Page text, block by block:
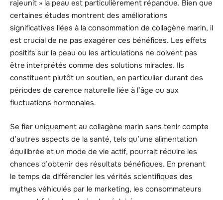
rajeunit » la peau est particulièrement répandue. Bien que
certaines études montrent des améliorations
significatives liées à la consommation de collagène marin, il
est crucial de ne pas exagérer ces bénéfices. Les effets
positifs sur la peau ou les articulations ne doivent pas
être interprétés comme des solutions miracles. Ils
constituent plutôt un soutien, en particulier durant des
périodes de carence naturelle liée à l’âge ou aux
fluctuations hormonales.
Se fier uniquement au collagène marin sans tenir compte
d’autres aspects de la santé, tels qu’une alimentation
équilibrée et un mode de vie actif, pourrait réduire les
chances d’obtenir des résultats bénéfiques. En prenant
le temps de différencier les vérités scientifiques des
mythes véhiculés par le marketing, les consommateurs